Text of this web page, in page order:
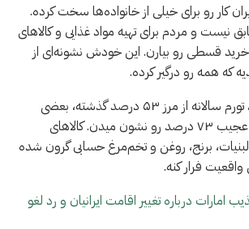
کار رو برای خیلی از خانواده‌ها سخت کرده.
نیست و مردم برای تهیه مواد غذایی و کالاهای
قسطی رو بیارن. این خودش نشونه‌ای از
که همه رو درگیر کرده.
طبق آمارهای رسمی، تورم سالانه از مرز ۵۳ درصد گذشته، بعضی
شاخص‌ها حتی عدد عجیب ۷۳ درصد رو نشون میدن. کالاهای
برنج، روغن و تخم‌مرغ حسابی گرون شده
فرار کنه.
امارات درباره تغییر اقامت ایرانیان و رد لغو